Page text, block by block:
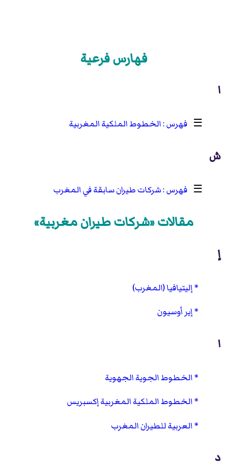
فهارس فرعية
ا
☰ الخطوط الملكية المغربية
ش
☰ شركات طيران سابقة في المغرب
مقالات «شركات طيران مغربية»
إ
إليتيافيا (المغرب)
إير أوسيون
ا
الخطوط الجوية الجهوية
الخطوط الملكية المغربية إكسبريس
العربية للطيران المغرب
د